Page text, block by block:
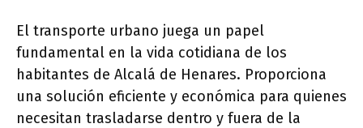
El transporte urbano juega un papel
fundamental en la vida cotidiana de los
habitantes de Alcalá de Henares. Proporciona
una solución eficiente y económica para quienes
necesitan trasladarse dentro y fuera de la